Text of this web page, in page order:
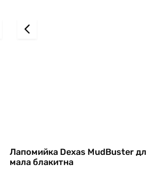
Лапомийка Dexas MudBuster
мала блакитна